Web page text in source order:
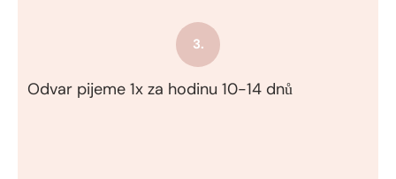
3.
Odvar pijeme 1x za hodinu 10-14 dnů